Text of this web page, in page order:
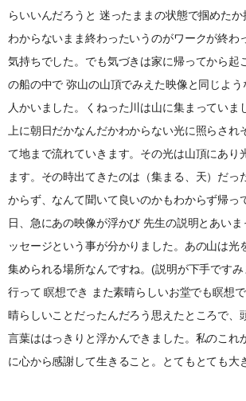
らいいんだろうと 迷ったままの状態で掴めた
わからないまま終わったいうのがワークが終わ
気持ちでした。でも気づきは家に帰ってから起
の船の中で 弥山の山頂でみえた映像と同じよ
人かいました。くねった川は山に集まっていま
上に朝日だかなんだかわからない光に照らされ
て地まで流れていきます。その光は山頂にあり
ます。その時出てきたのは（集まる、天）だっ
からず、なんて聞いて良いのかもわからず帰っ
日、急にあの映像が浮かび 先生の説明とあい
ッセージという事が分かりました。あの山は光
集められる場所なんですね。(説明が下手です
行って 瞑想でき また素晴らしいお堂でも瞑想
晴らしいことだったんだろう思えたところで、
言葉ははっきりと浮かんできました。私のこれ
に心から感謝して生きること。とてもとても大